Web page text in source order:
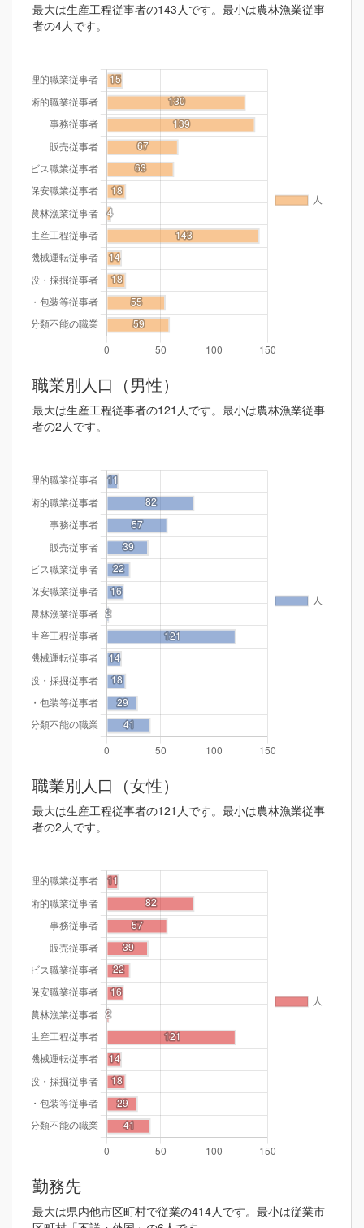
最大は生産工程従事者の143人です。最小は農林漁業従事
者の4人です。
職業別人口（男性）
最大は生産工程従事者の121人です。最小は農林漁業従事
者の2人です。
職業別人口（女性）
最大は生産工程従事者の121人です。最小は農林漁業従事
者の2人です。
勤務先
最大は県内他市区町村で従業の414人です。最小は従業市